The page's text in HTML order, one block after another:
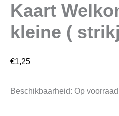
Kaart
kleine (
€1,25
Beschikbaarheid: Op voorraad